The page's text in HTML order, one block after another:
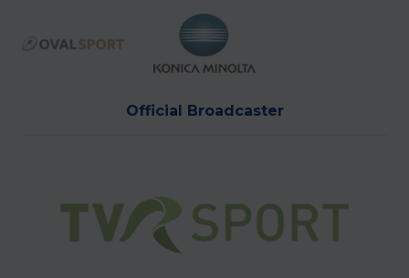
Official Broadcaster